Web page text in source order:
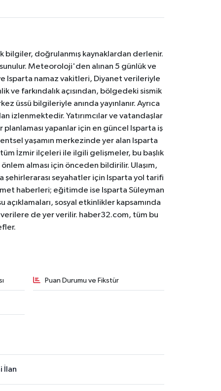
bilgiler, doğrulanmış kaynaklardan derlenir.
Meteoroloji'den alınan 5 günlük ve
Isparta namaz vakitleri, Diyanet verileriyle
ve farkındalık açısından, bölgedeki sismik
üssü bilgileriyle anında yayınlanır. Ayrıca
izlenmektedir. Yatırımcılar ve vatandaşlar
planlaması yapanlar için en güncel Isparta iş
yaşamın merkezinde yer alan Isparta
tüm İzmir ilçeleri ile ilgili gelişmeler, bu başlık
alması için önceden bildirilir. Ulaşım,
şehirlerarası seyahatler için Isparta yol tarifi
haberleri; eğitimde ise Isparta Süleyman
sosyal etkinlikler kapsamında
de yer verilir. haber32.com, tüm bu
Puan Durumu ve Fikstür
İlan